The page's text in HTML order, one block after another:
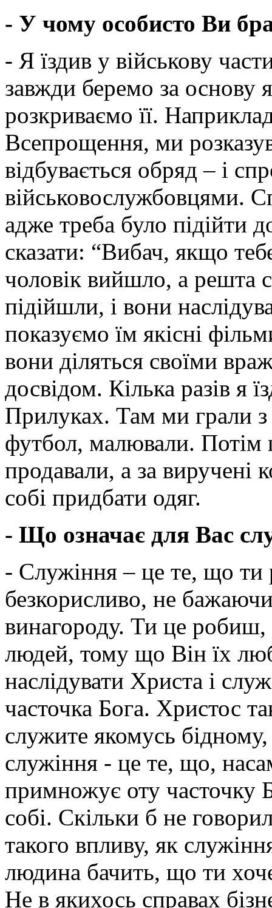
- У чому особисто Ви
- Я їздив у військову
завжди беремо за основу
розкриваємо її.
Всепрощення, ми
відбувається обряд – і
військовослужбовцями.
адже треба було підійти
сказати: “Вибач, якщо
чоловік вийшло, а решта
підійшли, і вони
показуємо їм якісні
вони діляться своїми
досвідом. Кілька разів я
Прилуках. Там ми грали з
футбол, малювали. Потім
продавали, а за виручені
собі придбати одяг.
- Що означає для Вас
- Служіння – це те, що ти
безкорисливо, не
винагороду. Ти це
людей, тому що Він їх
наслідувати Христа і
часточка Бога. Христос
служите якомусь
служіння - це те, що,
примножує оту часточку
собі. Скільки б не
такого впливу, як
людина бачить, що ти
Не в якихось справах